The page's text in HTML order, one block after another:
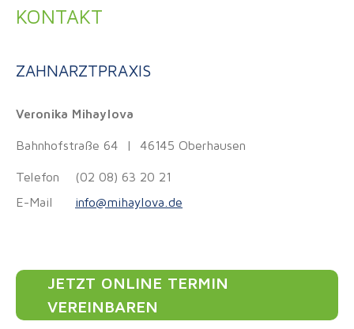
KONTAKT
ZAHNARZTPRAXIS
Veronika Mihaylova
Bahnhofstraße 64 | 46145 Oberhausen
Telefon
(02 08) 63 20 21
E-Mail
info@mihaylova.de
JETZT ONLINE TERMIN
VEREINBAREN